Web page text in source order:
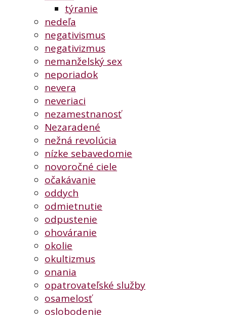
týranie
nedeľa
negativismus
negativizmus
nemanželský sex
neporiadok
nevera
neveriaci
nezamestnanosť
Nezaradené
nežná revolúcia
nízke sebavedomie
novoročné ciele
očakávanie
oddych
odmietnutie
odpustenie
ohováranie
okolie
okultizmus
onania
opatrovateľské služby
osamelosť
oslobodenie